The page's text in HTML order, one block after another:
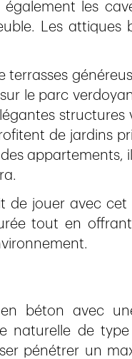
les
Les attiques
terrasses
le parc
de jardins
appartements,
de jouer avec
tout en
en béton avec
naturelle de
pénétrer un